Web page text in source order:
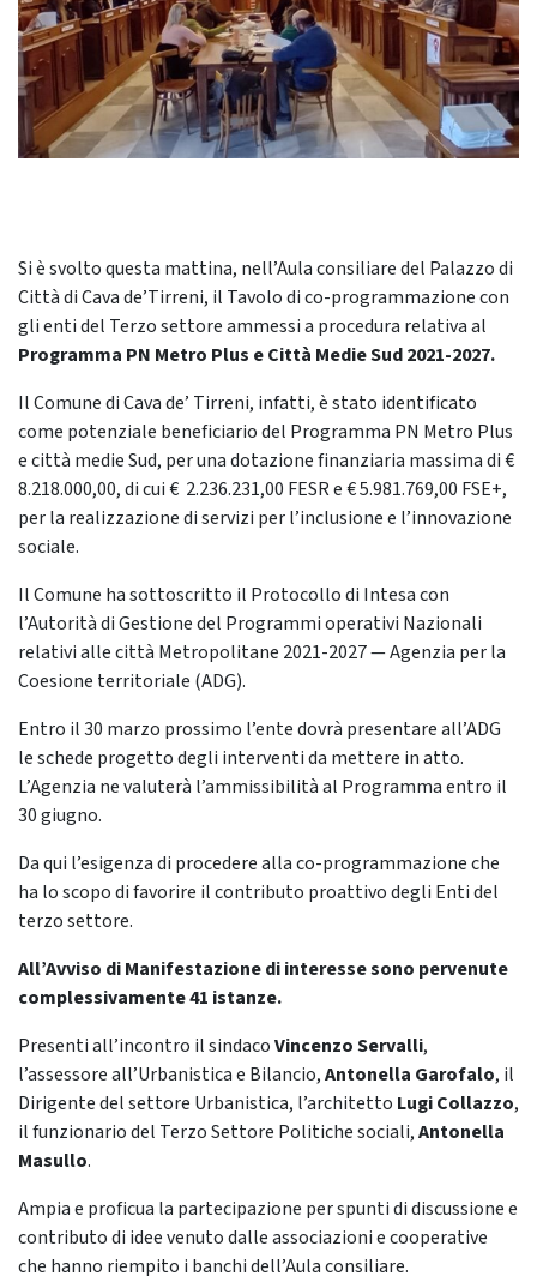
Si è svolto questa mattina, nell’Aula consiliare del Palazzo di
Città di Cava de’Tirreni, il Tavolo di co-programmazione con
gli enti del Terzo settore ammessi a procedura relativa al
Programma PN Metro Plus e Città Medie Sud 2021-2027.
Il Comune di Cava de’ Tirreni, infatti, è stato identificato
come potenziale beneficiario del Programma PN Metro Plus
e città medie Sud, per una dotazione finanziaria massima di €
8.218.000,00, di cui € 2.236.231,00 FESR e € 5.981.769,00 FSE+,
per la realizzazione di servizi per l’inclusione e l’innovazione
sociale.
Il Comune ha sottoscritto il Protocollo di Intesa con
l’Autorità di Gestione del Programmi operativi Nazionali
relativi alle città Metropolitane 2021-2027 — Agenzia per la
Coesione territoriale (ADG).
Entro il 30 marzo prossimo l’ente dovrà presentare all’ADG
le schede progetto degli interventi da mettere in atto.
L’Agenzia ne valuterà l’ammissibilità al Programma entro il
30 giugno.
Da qui l’esigenza di procedere alla co-programmazione che
ha lo scopo di favorire il contributo proattivo degli Enti del
terzo settore.
All’Avviso di Manifestazione di interesse sono pervenute
complessivamente 41 istanze.
Presenti all’incontro il sindacoVincenzo Servalli,
l’assessore all’Urbanistica e Bilancio,Antonella Garofalo, il
Dirigente del settore Urbanistica, l’architetto Lugi Collazzo,
il funzionario del Terzo Settore Politiche sociali,Antonella
Masullo.
Ampia e proficua la partecipazione per spunti di discussione e
contributo di idee venuto dalle associazioni e cooperative
che hanno riempito i banchi dell’Aula consiliare.